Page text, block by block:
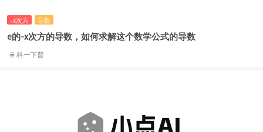
-x次方 导数
e的-x次方的导数，如何求解这个数学公式的导数
科一下普